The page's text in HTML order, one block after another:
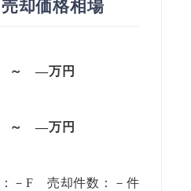
却価格相場
～ —万円
～—万円
－F 売却件数：－件